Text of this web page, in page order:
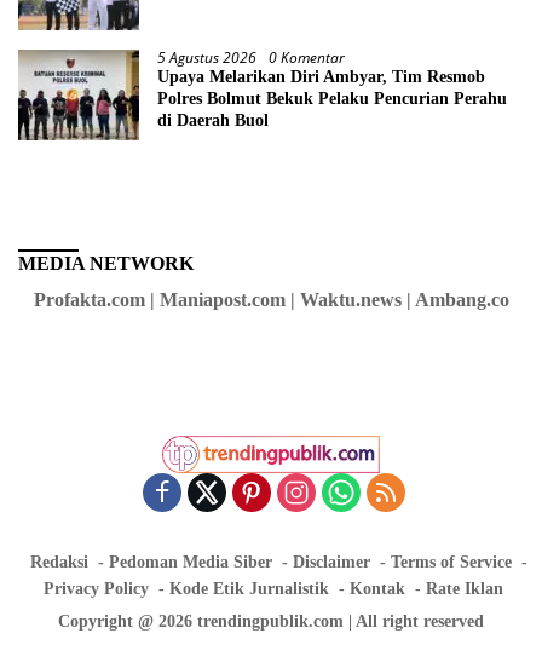
5 Agustus 2026 0 Komentar
Upaya Melarikan Diri Ambyar, Tim Resmob
Polres Bolmut Bekuk Pelaku Pencurian Perahu
di Daerah Buol
MEDIA NETWORK
Profakta.com | Maniapost.com | Waktu.news | Ambang.co
Redaksi Pedoman Media Siber Disclaimer
Terms of Service
Privacy Policy
Kode Etik Jurnalistik Kontak
Rate Iklan
Copyright @ 2026 trendingpublik.com | All right reserved